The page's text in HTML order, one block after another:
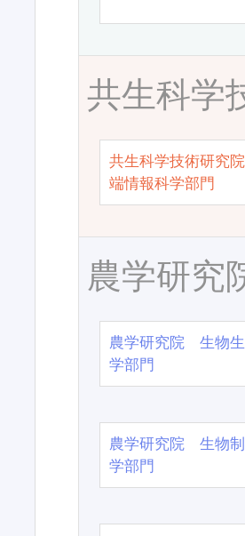
共生科学
共生科学技術研究
端情報科学部門
農学研究
農学研究院 生物
学部門
農学研究院 生物
学部門